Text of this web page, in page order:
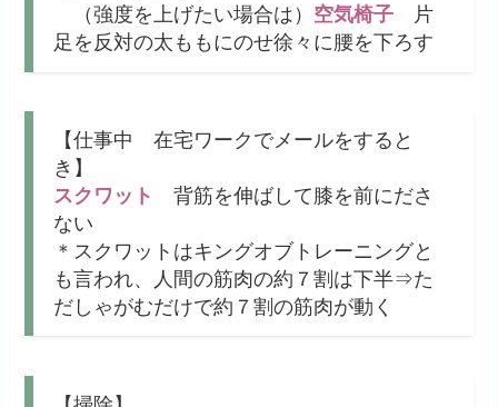
（強度を上げたい場合は） 空気椅子 片
足を反対の太ももにのせ徐々に腰を下ろす
【仕事中 在宅ワークでメールをすると
き】
スクワット
背筋を伸ばして膝を前にださ
ない
＊スクワットはキングオブトレーニングと
も言われ、人間の筋肉の約７割は下半⇒た
だしゃがむだけで約７割の筋肉が動く